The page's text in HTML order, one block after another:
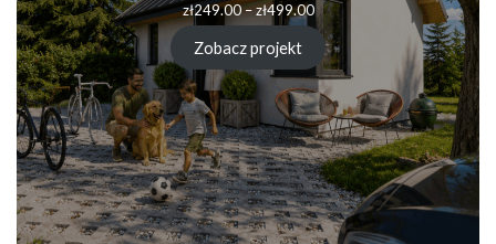
zł249.00–zł499.00
Zobacz projekt